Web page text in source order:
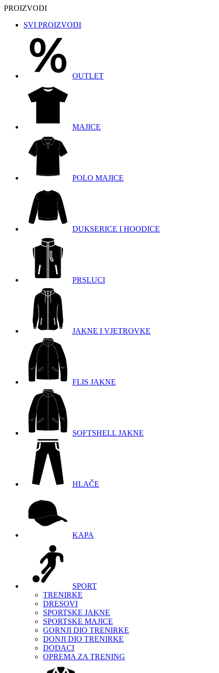
PROIZVODI
SVI PROIZVODI
OUTLET
MAJICE
POLO MAJICE
DUKSERICE I HOODICE
PRSLUCI
JAKNE I VJETROVKE
FLIS JAKNE
SOFTSHELL JAKNE
HLAČE
KAPA
SPORT
TRENIRKE
DRESOVI
SPORTSKE JAKNE
SPORTSKE MAJICE
GORNJI DIO TRENIRKE
DONJI DIO TRENIRKE
DODACI
OPREMA ZA TRENING